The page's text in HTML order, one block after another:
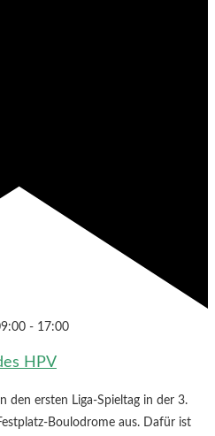
- 17:00
HPV
den ersten Liga-Spieltag in der 3.
Boulodrome aus. Dafür ist